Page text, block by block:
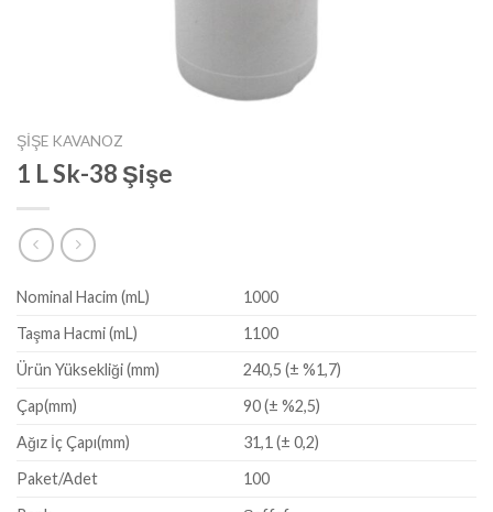
ŞIŞE KAVANOZ
1 L Sk-38 Şişe
Nominal Hacim (mL)
1000
Taşma Hacmi (mL)
1100
Ürün Yüksekliği (mm)
240,5 (± %1,7)
Çap(mm)
90 (± %2,5)
Ağız İç Çapı(mm)
31,1 (± 0,2)
Paket/Adet
100